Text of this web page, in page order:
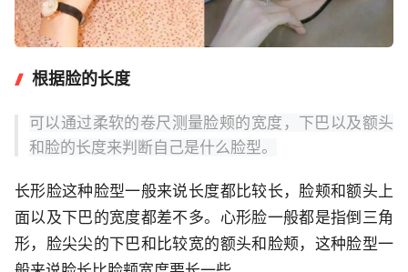
根据脸的长度
可以通过柔软的卷尺测量脸颊的宽度，下巴以及额头
和脸的长度来判断自己是什么脸型。
长形脸这种脸型一般来说长度都比较长，脸颊和额头上
面以及下巴的宽度都差不多。心形脸一般都是指倒三角
形，脸尖尖的下巴和比较宽的额头和脸颊，这种脸型一